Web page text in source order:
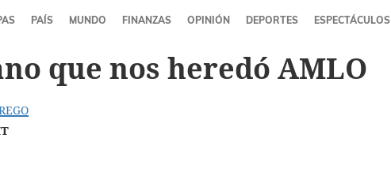
PAÍS MUNDO FINANZAS OPINIÓN DEPORTES ESPECTÁCULOS
que nos heredó AMLO